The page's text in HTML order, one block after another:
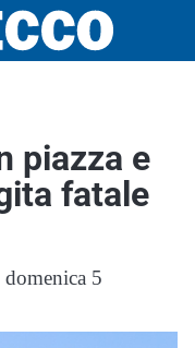
piazza e
fatale
5